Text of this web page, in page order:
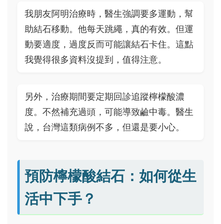
我朋友阿明治療時，醫生強調要多運動，幫
助結石移動。他每天跳繩，真的有效。但運
動要適度，過度反而可能讓結石卡住。這點
我覺得很多資料沒提到，值得注意。
另外，治療期間要定期回診追蹤檸檬酸濃
度。不然補充過頭，可能導致鹼中毒。醫生
說，台灣這類病例不多，但還是要小心。
預防檸檬酸結石：如何從生
活中下手？